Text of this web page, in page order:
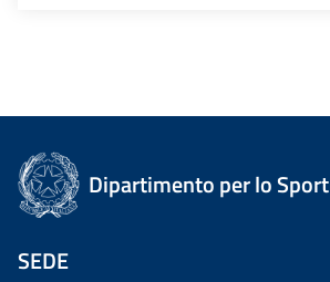
Dipartimento per lo Sport
SEDE